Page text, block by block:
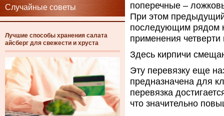
Случайные советы
Лучшие способы хранения салата
айсберг для свежести и хруста
поперечные –
При этом
последующим рядом
применения четверти
Здесь кирпичи
Эту перевязку еще
предназначена для
перевязка
что значительно